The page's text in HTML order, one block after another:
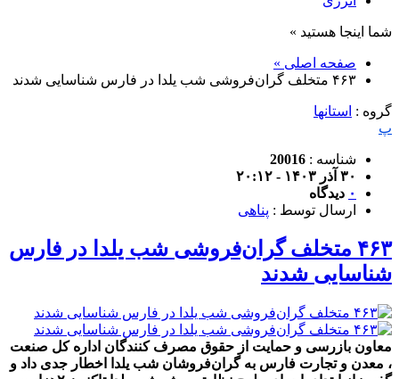
شما اینجا هستید »
صفحه اصلی »
۴۶۳ متخلف گران‌فروشی شب یلدا در فارس شناسایی شدند
گروه : استانها
پ
شناسه : 20016
۳۰ آذر ۱۴۰۳ - ۲۰:۱۲
۰ دیدگاه
ارسال توسط : پناهی
۴۶۳ متخلف گران‌فروشی شب یلدا در فارس
شناسایی شدند
معاون بازرسی و حمایت از حقوق مصرف کنندگان اداره کل صنعت
، معدن و تجارت فارس به گران‌فروشان شب یلدا اخطار جدی داد و